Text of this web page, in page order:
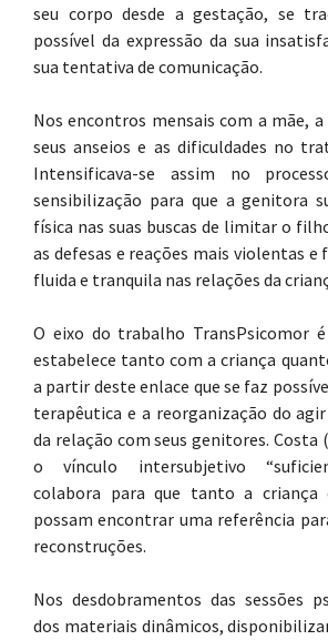
seu corpo desde a gestação, se
possível da expressão da sua
sua tentativa de comunicação.
Nos encontros mensais com a mãe,
seus anseios e as dificuldades no
Intensificava-se assim no
sensibilização para que a genitora
física nas suas buscas de limitar o
as defesas e reações mais violentas
fluida e tranquila nas relações da
O eixo do trabalho TransPsicomor
estabelece tanto com a criança
a partir deste enlace que se faz
terapêutica e a reorganização do
da relação com seus genitores. Costa
o vínculo intersubjetivo
colabora para que tanto a criança
possam encontrar uma referência
reconstruções.
Nos desdobramentos das sessões
dos materiais dinâmicos,